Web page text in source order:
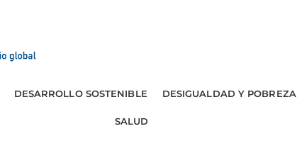
DESARROLLO SOSTENIBLE DESIGUALDAD Y POBREZA
SALUD